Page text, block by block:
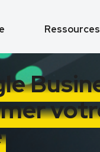
Ressources